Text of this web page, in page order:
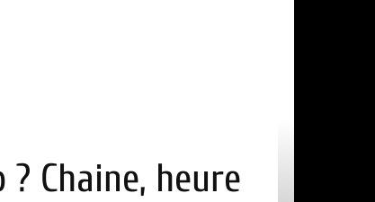
Chaine, heure